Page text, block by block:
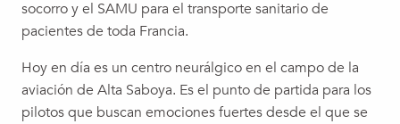
socorro y el SAMU para el transporte sanitario de
pacientes de toda Francia.
Hoy en día es un centro neurálgico en el campo de la
aviación de Alta Saboya. Es el punto de partida para los
pilotos que buscan emociones fuertes desde el que se